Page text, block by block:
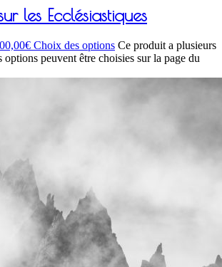
les Ecclésiastiques
€ Choix des options Ce produit a plusieurs
options peuvent être choisies sur la page du